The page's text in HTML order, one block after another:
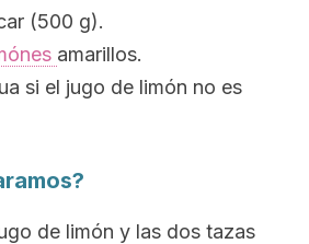
(500 g).
amarillos.
si el jugo de limón no es
de limón y las dos tazas